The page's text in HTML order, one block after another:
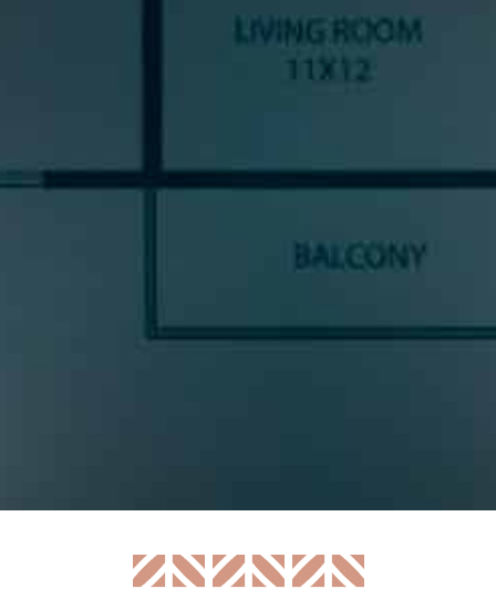
NEWSLETTER